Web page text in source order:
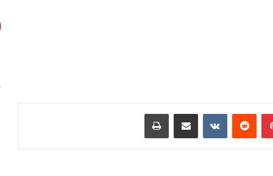
بينتيريست مشاركة عبر البريد طباعة